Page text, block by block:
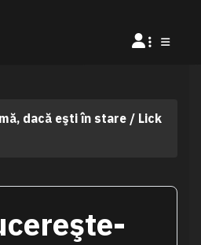
dacă eşti în stare / Lick